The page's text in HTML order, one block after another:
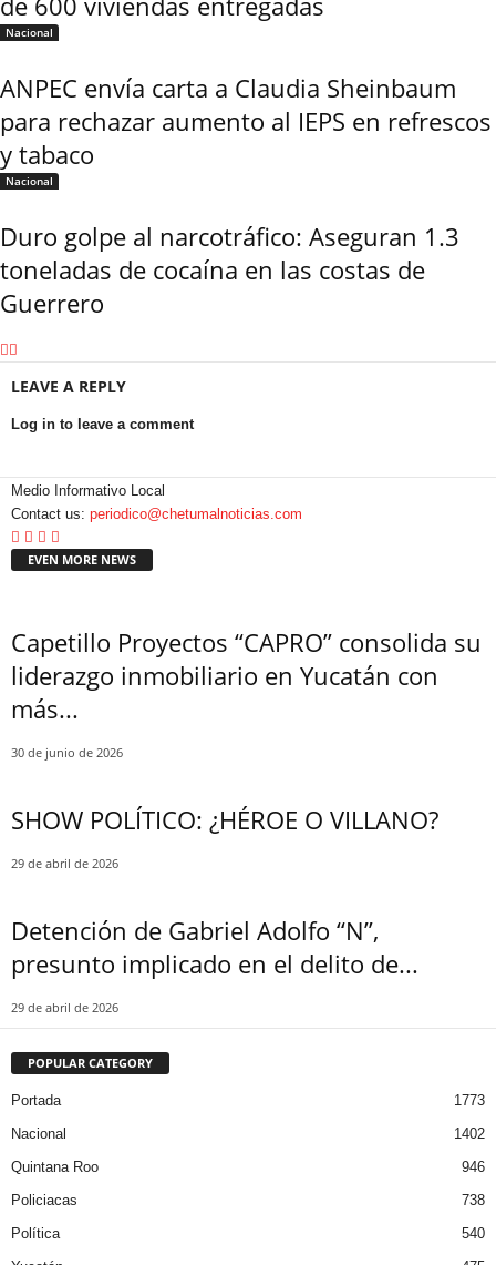
Nacional
ANPEC envía carta a Claudia Sheinbaum
para rechazar aumento al IEPS en refrescos
y tabaco
Nacional
Duro golpe al narcotráfico: Aseguran 1.3
toneladas de cocaína en las costas de
Guerrero
LEAVE A REPLY
Log in to leave a comment
Medio Informativo Local
Contact us: periodico@chetumalnoticias.com
EVEN MORE NEWS
Capetillo Proyectos “CAPRO” consolida su
liderazgo inmobiliario en Yucatán con
más...
30 de junio de 2026
SHOW POLÍTICO: ¿HÉROE O VILLANO?
29 de abril de 2026
Detención de Gabriel Adolfo “N”,
presunto implicado en el delito de...
29 de abril de 2026
POPULAR CATEGORY
Portada
1773
Nacional
1402
Quintana Roo
946
Policiacas
738
Política
540